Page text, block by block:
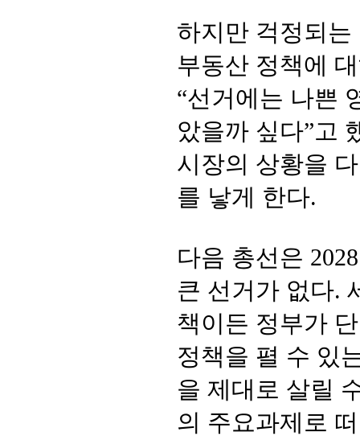
하지만 걱정되
부동산 정책에
“선거에는 나쁜
았을까 싶다”고
시장의 상황을
를 낳게 한다.
다음 총선은
큰 선거가 없다.
책이든 정부가
정책을 펼 수 있
을 제대로 살릴
의 주요과제로